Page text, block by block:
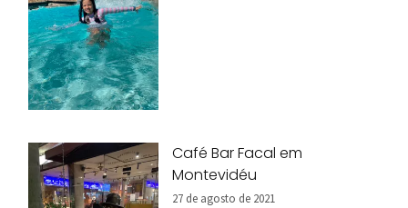
Café Bar Facal em
Montevidéu
27 de agosto de 2021